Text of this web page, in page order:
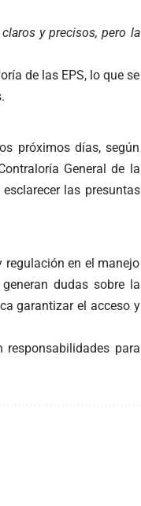
y precisos, pero la
de las EPS, lo que se
próximos días, según
General de la
las presuntas
regulación en el manejo
dudas sobre la
garantizar el acceso y
responsabilidades para